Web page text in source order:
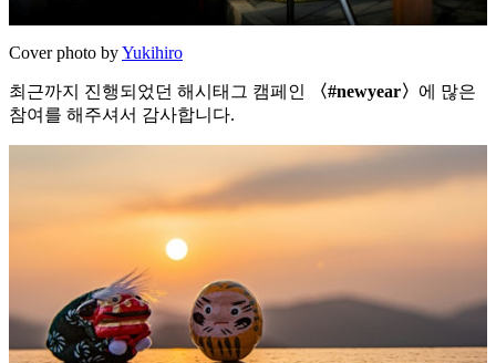
Cover photo byYukihiro
최근까지 진행되었던 해시태그 캠페인 〈#newyear〉 에 많은
참여를 해주셔서 감사합니다.